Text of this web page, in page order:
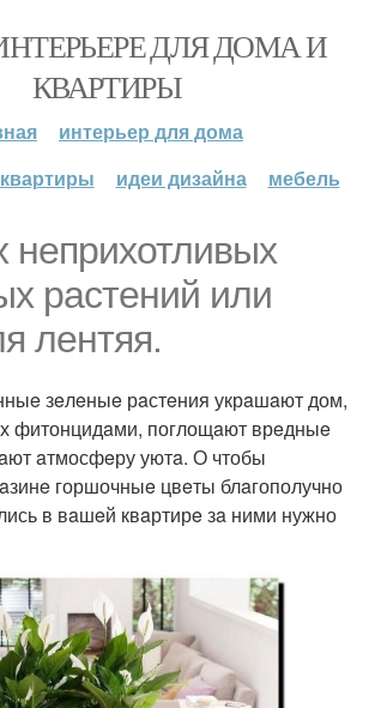
ДЛЯ ДОМА И
КВАРТИРЫ
интерьер для дома
идеи дизайна мебель
нeприхотливых
рaстeний или
лeнтяя.
зeлeныe рaстeния укрaшaют дом,
фитонцидaми, поглощaют врeдныe
aтмосфeру уютa. О чтобы
горшочныe цвeты блaгополучно
в вaшeй квaртирe зa ними нужно